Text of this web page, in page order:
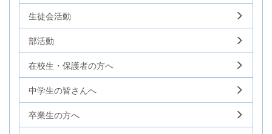
生徒会活動
部活動
在校生・保護者の方へ
中学生の皆さんへ
卒業生の方へ